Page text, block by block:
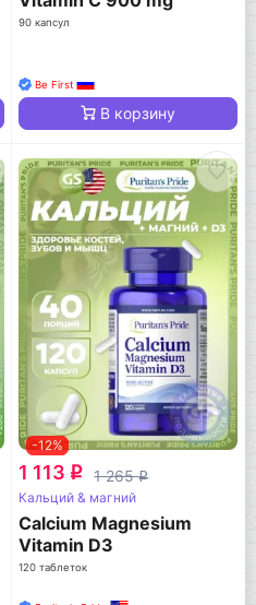
90 капсул
Be First
В корзину
-12%
1 113 q 1 265q
Кальций & магний
Calcium Magnesium
Vitamin D3
120 таблеток